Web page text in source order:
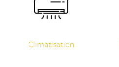
Climatisation